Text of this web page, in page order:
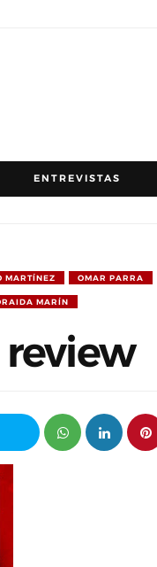
ENTREVISTAS
MARTÍNEZ OMAR PARRA
MARÍN
review